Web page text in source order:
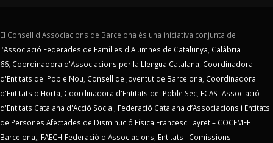
El Consell d'Associacions de Barcelona és una iniciativa conjunta de
l'Associació Federades de Famílies d'Alumnes de Catalunya Calàbria
66 Coordinadora d'Associacions per la Llengua Catalana Coordinadora
d'Entitats del Poble Nou Consell de Joventut de Barcelona Coordinadora
d'Entitats d'Horta Coordinadora d'Entitats del Poble Sec ECAS- Associació
d'Entitats Catalana d'Acció Social Federació Catalana d’Associacions i Entitats
de Persones Afectades de Disminució Física Francesc Layret – COCEMFE
Barcelona
FAECH-Federació d'Associacions, Entitats i Comissions